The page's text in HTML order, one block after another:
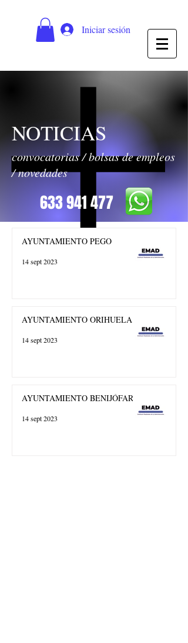
Iniciar sesión
NOTICIAS
convocatorias / bolsas de empleos
/ novedades
633 941 477
AYUNTAMIENTO PEGO
14 sept 2023
AYUNTAMIENTO ORIHUELA
14 sept 2023
AYUNTAMIENTO BENIJÓFAR
14 sept 2023